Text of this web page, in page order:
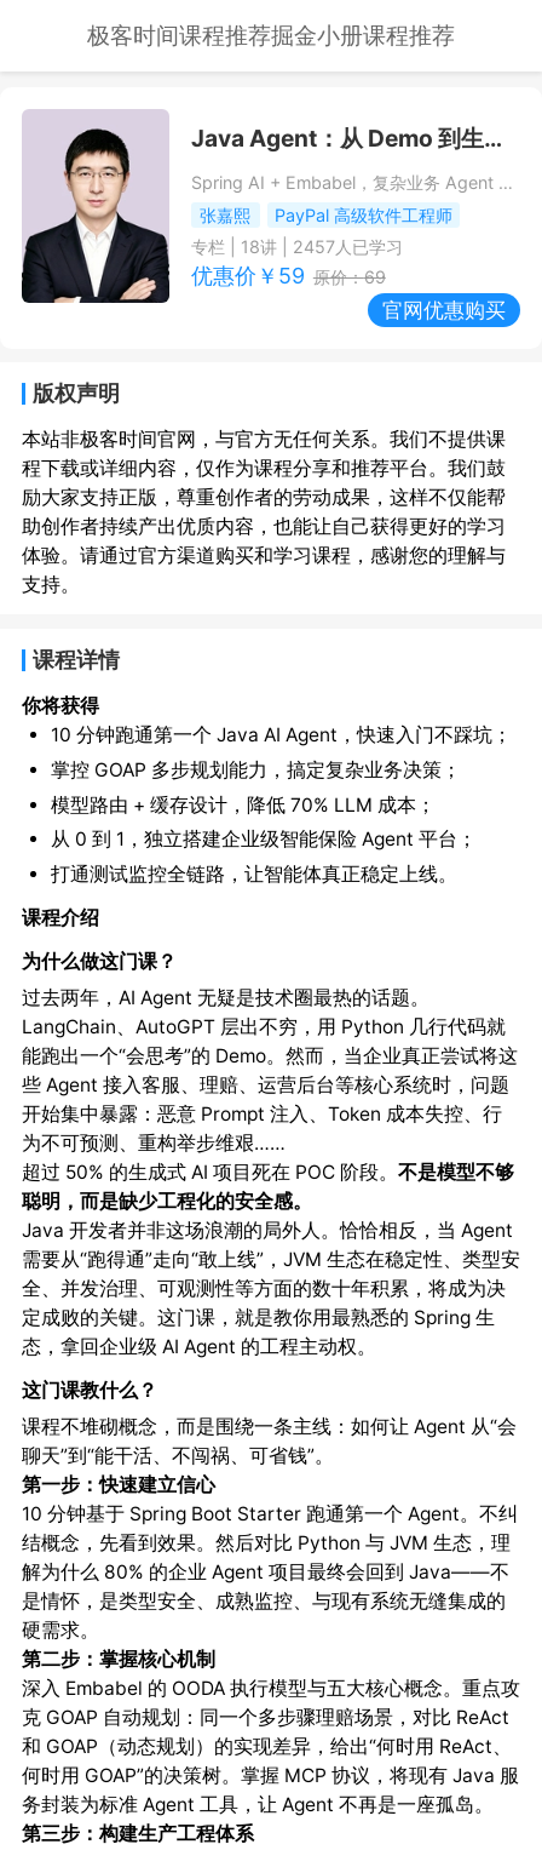
极客时间课程推荐掘金小册课程推荐
Java Agent：从 Demo 到生产级实践
Spring AI + Embabel，复杂业务 Agent 稳上线的落地路径
张嘉熙
PayPal 高级软件工程师
专栏
18讲 | 2457人已学习
优惠价￥ 59 原价：69
官网优惠购买
版权声明
本站非极客时间官网，与官方无任何关系。我们不提供课
程下载或详细内容，仅作为课程分享和推荐平台。我们鼓
励大家支持正版，尊重创作者的劳动成果，这样不仅能帮
助创作者持续产出优质内容，也能让自己获得更好的学习
体验。请通过官方渠道购买和学习课程，感谢您的理解与
支持。
课程详情
你将获得
10 分钟跑通第一个 Java AI Agent，快速入门不踩坑；
掌控 GOAP 多步规划能力，搞定复杂业务决策；
模型路由 + 缓存设计，降低 70% LLM 成本；
从 0 到 1，独立搭建企业级智能保险 Agent 平台；
打通测试监控全链路，让智能体真正稳定上线。
课程介绍
为什么做这门课？
过去两年，AI Agent 无疑是技术圈最热的话题。
LangChain、AutoGPT 层出不穷，用 Python 几行代码就
能跑出一个“会思考”的 Demo。然而，当企业真正尝试将这
些 Agent 接入客服、理赔、运营后台等核心系统时，问题
开始集中暴露：恶意 Prompt 注入、Token 成本失控、行
为不可预测、重构举步维艰……
超过 50% 的生成式 AI 项目死在 POC 阶段。 不是模型不够
聪明，而是缺少工程化的安全感。
Java 开发者并非这场浪潮的局外人。恰恰相反，当 Agent
需要从“跑得通”走向“敢上线”，JVM 生态在稳定性、类型安
全、并发治理、可观测性等方面的数十年积累，将成为决
定成败的关键。这门课，就是教你用最熟悉的 Spring 生
态，拿回企业级 AI Agent 的工程主动权。
这门课教什么？
课程不堆砌概念，而是围绕一条主线：如何让 Agent 从“会
聊天”到“能干活、不闯祸、可省钱”。
第一步：快速建立信心
10 分钟基于 Spring Boot Starter 跑通第一个 Agent。不纠
结概念，先看到效果。然后对比 Python 与 JVM 生态，理
解为什么 80% 的企业 Agent 项目最终会回到 Java——不
是情怀，是类型安全、成熟监控、与现有系统无缝集成的
硬需求。
第二步：掌握核心机制
深入 Embabel 的 OODA 执行模型与五大核心概念。重点攻
克 GOAP 自动规划：同一个多步骤理赔场景，对比 ReAct
和 GOAP（动态规划）的实现差异，给出“何时用 ReAct、
何时用 GOAP”的决策树。掌握 MCP 协议，将现有 Java 服
务封装为标准 Agent 工具，让 Agent 不再是一座孤岛。
第三步：构建生产工程体系